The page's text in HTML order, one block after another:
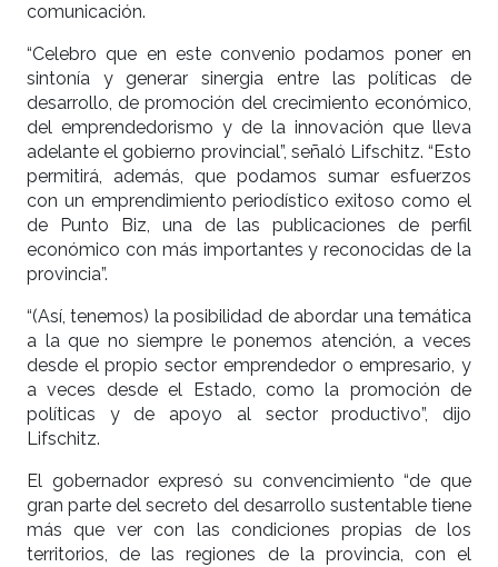
comunicación.
“Celebro que en este convenio podamos poner en
sintonía y generar sinergia entre las políticas de
desarrollo, de promoción del crecimiento económico,
del emprendedorismo y de la innovación que lleva
adelante el gobierno provincial”, señaló Lifschitz. “Esto
permitirá, además, que podamos sumar esfuerzos
con un emprendimiento periodístico exitoso como el
de Punto Biz, una de las publicaciones de perfil
económico con más importantes y reconocidas de la
provincia”.
“(Así, tenemos) la posibilidad de abordar una temática
a la que no siempre le ponemos atención, a veces
desde el propio sector emprendedor o empresario, y
a veces desde el Estado, como la promoción de
políticas y de apoyo al sector productivo”, dijo
Lifschitz.
El gobernador expresó su convencimiento “de que
gran parte del secreto del desarrollo sustentable tiene
más que ver con las condiciones propias de los
territorios, de las regiones de la provincia, con el